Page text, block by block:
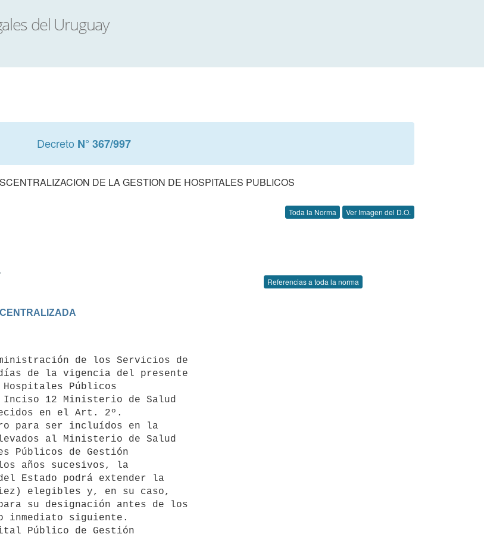
Decreto N° 367/997
DE LA GESTION DE HOSPITALES PUBLICOS
Toda la Norma Ver Imagen del D.O.
Referencias a toda la norma
de la vigencia del presente
Públicos
12 Ministerio de Salud
en el Art. 2º.
al Ministerio de Salud
Públicos de Gestión
años sucesivos, la
Estado podrá extender la
elegibles y, en su caso,
su designación antes de los
siguiente.
Público de Gestión